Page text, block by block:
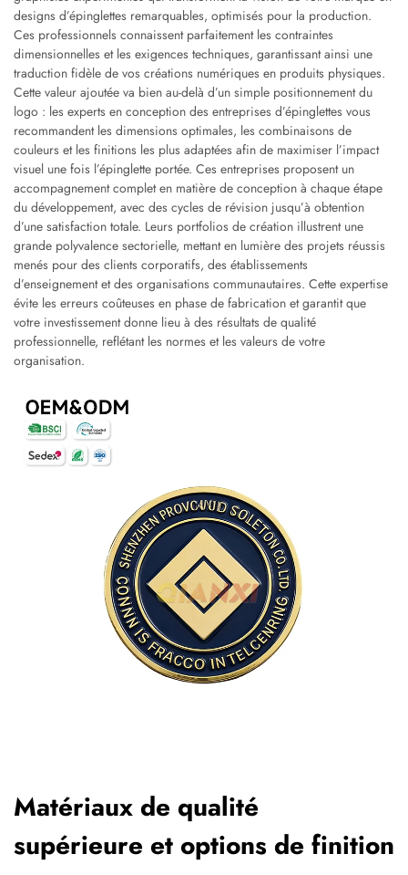
designs d’épinglettes remarquables, optimisés pour la production.
Ces professionnels connaissent parfaitement les contraintes
dimensionnelles et les exigences techniques, garantissant ainsi une
traduction fidèle de vos créations numériques en produits physiques.
Cette valeur ajoutée va bien au-delà d’un simple positionnement du
logo : les experts en conception des entreprises d’épinglettes vous
recommandent les dimensions optimales, les combinaisons de
couleurs et les finitions les plus adaptées afin de maximiser l’impact
visuel une fois l’épinglette portée. Ces entreprises proposent un
accompagnement complet en matière de conception à chaque étape
du développement, avec des cycles de révision jusqu’à obtention
d’une satisfaction totale. Leurs portfolios de création illustrent une
grande polyvalence sectorielle, mettant en lumière des projets réussis
menés pour des clients corporatifs, des établissements
d’enseignement et des organisations communautaires. Cette expertise
évite les erreurs coûteuses en phase de fabrication et garantit que
votre investissement donne lieu à des résultats de qualité
professionnelle, reflétant les normes et les valeurs de votre
organisation.
Matériaux de qualité
supérieure et options de finition